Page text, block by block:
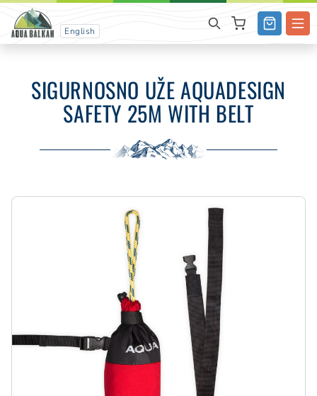
English
SIGURNOSNO UŽE AQUADESIGN
SAFETY 25M WITH BELT